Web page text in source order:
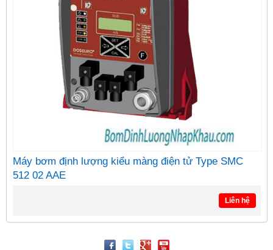
Máy bơm định lượng kiểu màng điện tử Type SMC
512 02 AAE
Liên hệ